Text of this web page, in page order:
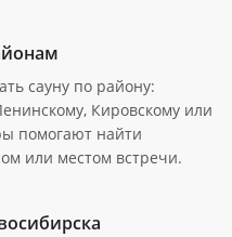
сауну по району:
Кировскому или
помогают найти
или местом встречи.